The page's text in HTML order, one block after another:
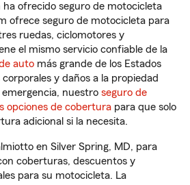
ha ofrecido seguro de motocicleta
ofrece seguro de motocicleta para
ruedas, ciclomotores y
el mismo servicio confiable de la
auto más grande de los Estados
y daños a la propiedad
nuestro seguro de
opciones de cobertura para que solo
adicional si la necesita.
en Silver Spring, MD, para
coberturas, descuentos y
para su motocicleta. La